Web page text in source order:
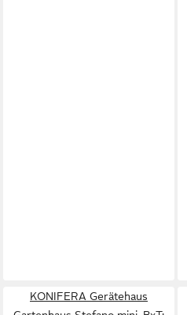
KONIFERA Gerätehaus